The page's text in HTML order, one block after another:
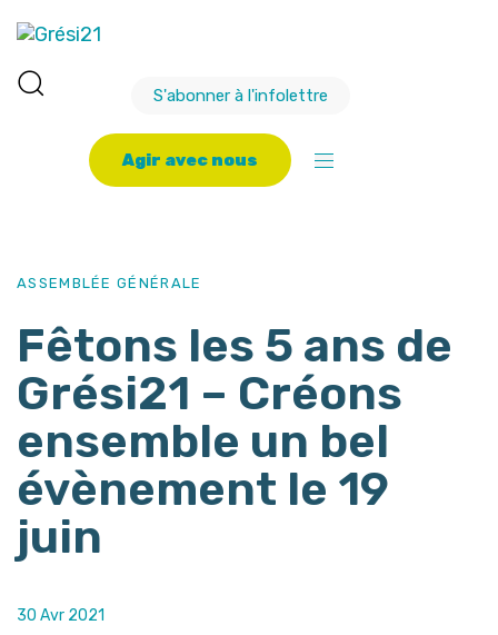
S'abonner à l'infolettre
Agir avec nous
ASSEMBLÉE GÉNÉRALE
Fêtons les 5 ans de
Grési21 – Créons
ensemble un bel
évènement le 19
juin
30 Avr 2021